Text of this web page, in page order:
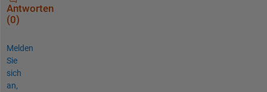
Antworten
(0)
Melden
Sie
sich
an,